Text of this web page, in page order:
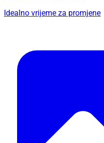
Idealno vrijeme za promjene